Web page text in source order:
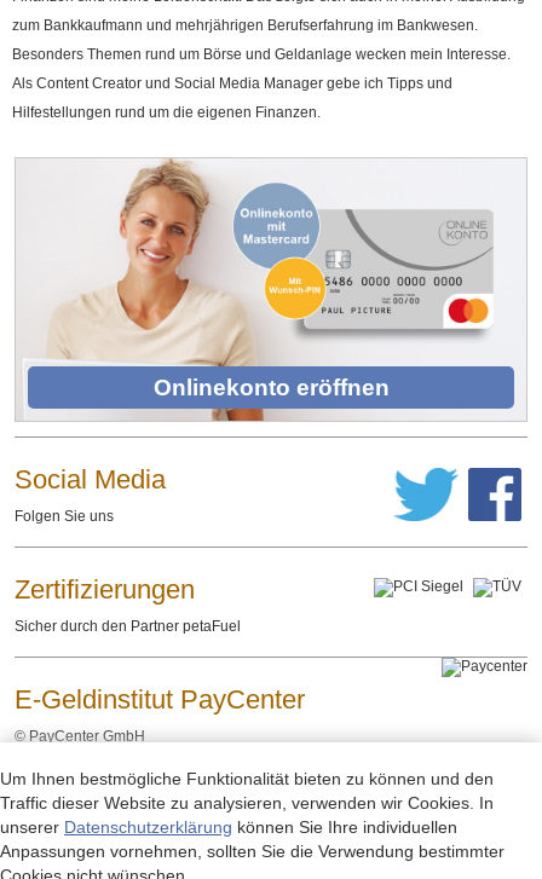
zum Bankkaufmann und mehrjährigen Berufserfahrung im Bankwesen.
Besonders Themen rund um Börse und Geldanlage wecken mein Interesse.
Als Content Creator und Social Media Manager gebe ich Tipps und
Hilfestellungen rund um die eigenen Finanzen.
Onlinekonto eröffnen
Social Media
Folgen Sie uns
Zertifizierungen
Sicher durch den Partner petaFuel
E-Geldinstitut PayCenter
© PayCenter GmbH
Impressum - Datenschutzerklärung - Rechtliche Hinweise
Um Ihnen bestmögliche Funktionalität bieten zu können und den
Traffic dieser Website zu analysieren, verwenden wir Cookies. In
unserer Datenschutzerklärung können Sie Ihre individuellen
Anpassungen vornehmen, sollten Sie die Verwendung bestimmter